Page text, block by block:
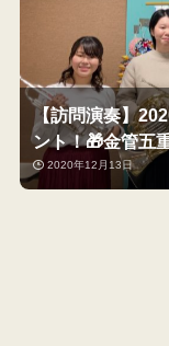
【訪問演奏】
ント！🎁金管五
2020年12月13日